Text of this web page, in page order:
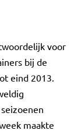
voor
bij de
eind 2013.
maakte